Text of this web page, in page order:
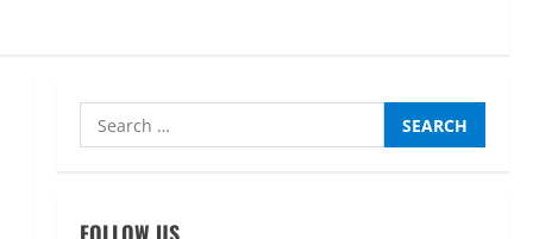
Search
for: